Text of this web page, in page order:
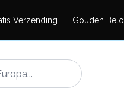
Verzending Gouden